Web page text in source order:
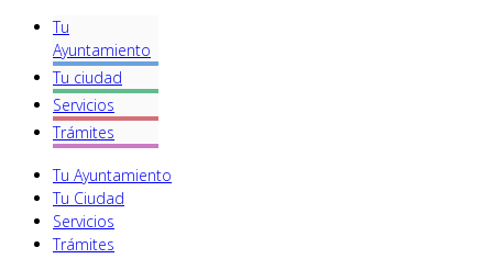
Tu
Ayuntamiento
Tu ciudad
Servicios
Trámites
Tu Ayuntamiento
Tu Ciudad
Servicios
Trámites